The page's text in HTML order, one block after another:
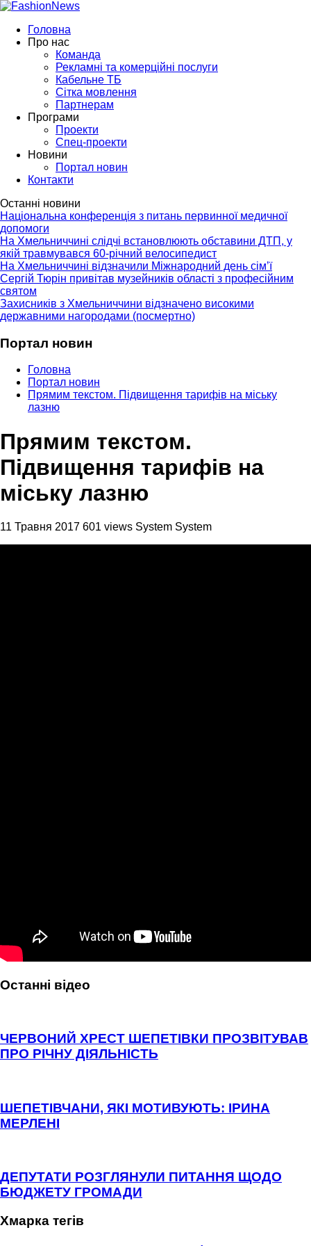
Головна
Про нас
Команда
Рекламні та комерційні послуги
Кабельне ТБ
Сітка мовлення
Партнерам
Програми
Проекти
Спец-проекти
Новини
Портал новин
Контакти
Останні новини
Національна конференція з питань первинної медичної
допомоги
На Хмельниччині слідчі встановлюють обставини ДТП, у
якій травмувався 60-річний велосипедист
На Хмельниччині відзначили Міжнародний день сім’ї
Сергій Тюрін привітав музейників області з професійним
святом
Захисників з Хмельниччини відзначено високими
державними нагородами (посмертно)
Портал новин
Головна
Портал новин
Прямим текстом. Підвищення тарифів на міську
лазню
Прямим текстом.
Підвищення тарифів на
міську лазню
11 Травня 2017 601 views System System
Останні відео
ЧЕРВОНИЙ ХРЕСТ ШЕПЕТІВКИ ПРОЗВІТУВАВ
ПРО РІЧНУ ДІЯЛЬНІСТЬ
ШЕПЕТІВЧАНИ, ЯКІ МОТИВУЮТЬ: ІРИНА
МЕРЛЕНІ
ДЕПУТАТИ РОЗГЛЯНУЛИ ПИТАННЯ ЩОДО
БЮДЖЕТУ ГРОМАДИ
Хмарка тегів